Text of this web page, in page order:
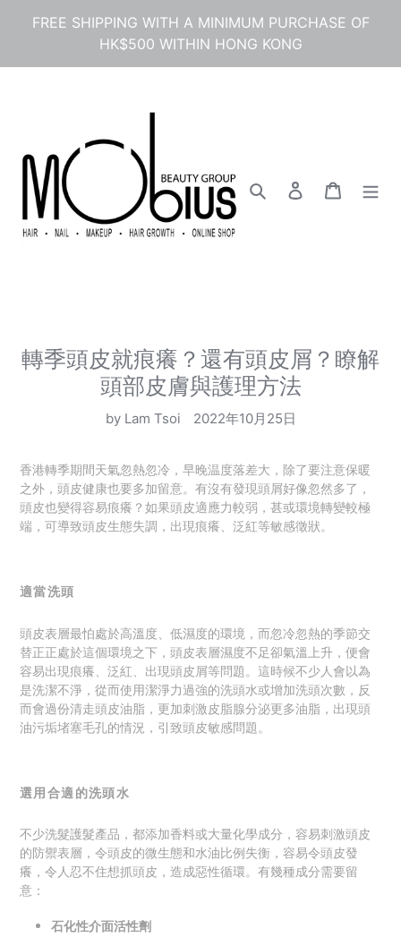
ン
FREE SHIPPING WITH A MINIMUM PURCHASE OF
HK$500 WITHIN HONG KONG
検索 ログインカート
轉季頭皮就痕癢？還有頭皮屑？瞭解
頭部皮膚與護理方法
by Lam Tsoi 2022年10月25日
香港轉季期間天氣忽熱忽冷， 早晚温度落差大，除了要注意保暖
之外，頭皮健康也要多加留意。有沒有發現頭屑好像忽然多了，
頭皮也變得容易痕癢？ 如果頭皮適應力較弱，甚或環境轉變較極
端，可導致頭皮生態失調，出現痕癢、泛紅等敏感徵狀。
適當洗頭
頭皮表層最怕處於高溫度、低濕度的環境，而忽冷忽熱的季節交
替正正處於這個環境之下，頭皮表層濕度不足卻氣溫上升，便會
容易出現痕癢、泛紅、出現頭皮屑等問題。 這時候不少人會以為
是洗潔不淨，從而使用潔淨力過強的洗頭水或增加洗頭次數，反
而會過份清走頭皮油脂，更加刺激皮脂腺分泌更多油脂，出現頭
油污垢堵塞毛孔的情況，引致頭皮敏感問題。
選用合適的洗頭水
不少洗髮護髮產品，都添加香料或大量化學成分，容易刺激頭皮
的防禦表層，令頭皮的微生態和水油比例失衡，容易令頭皮發
癢，令人忍不住想抓頭皮，造成惡性循環。有幾種成分需要留
意：
石化性介面活性劑